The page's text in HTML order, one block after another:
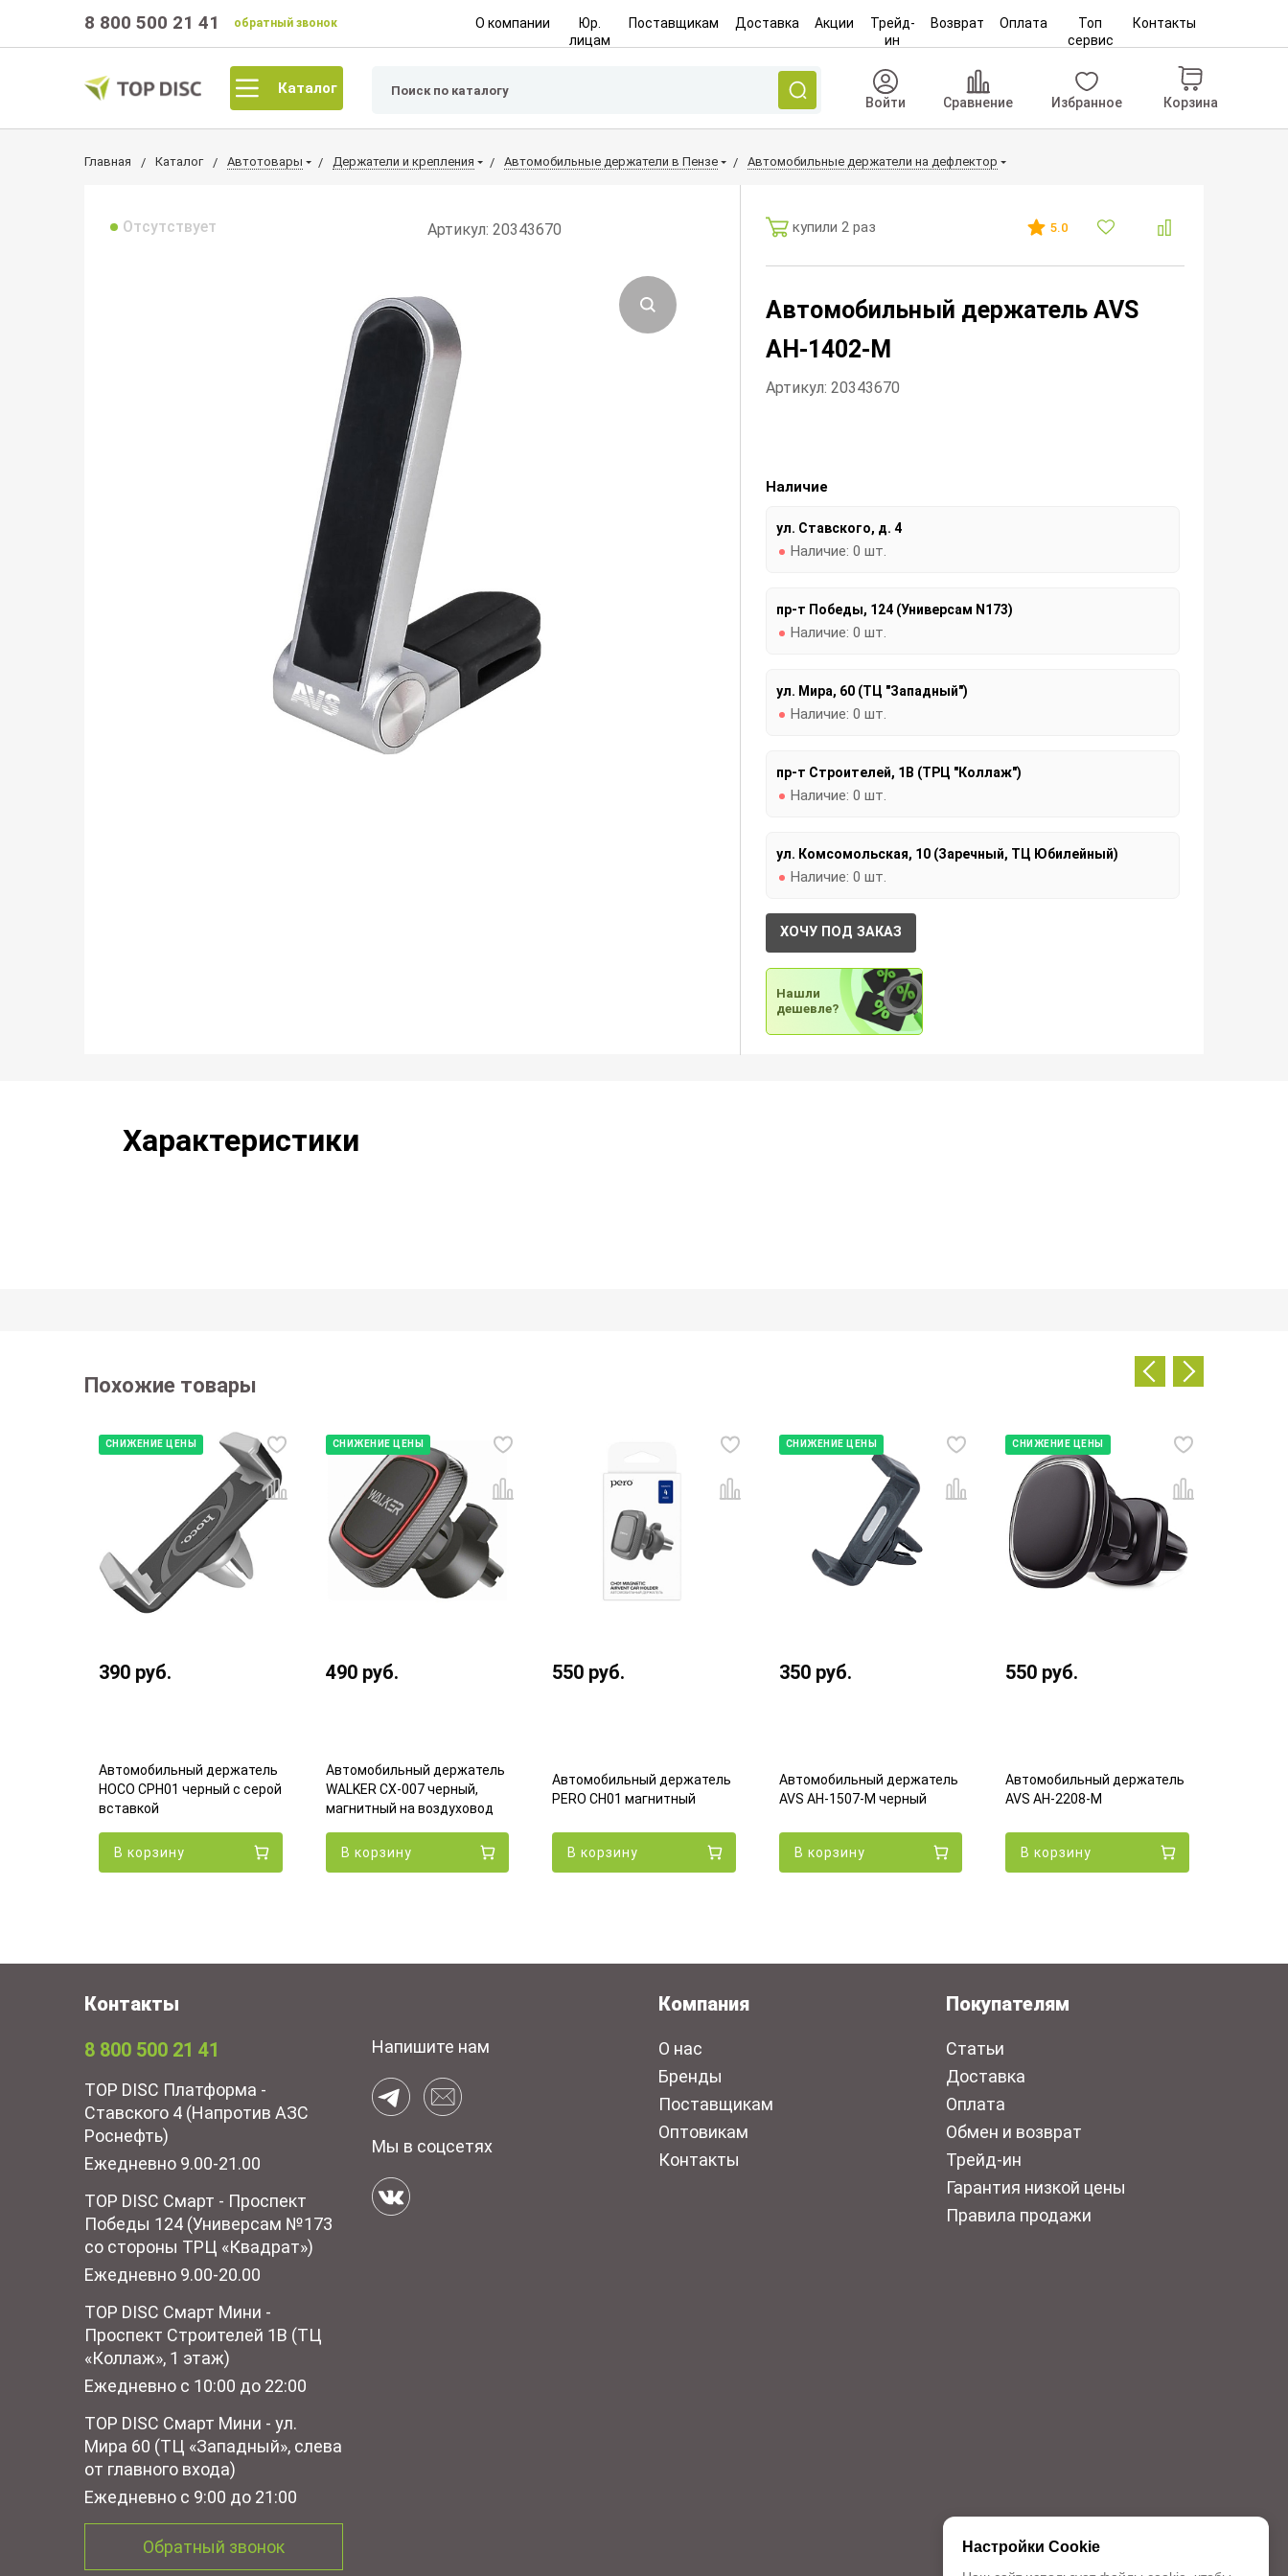
8 800 500 21 41 обратный звонок О компании
Юр.
лицам
Поставщикам Доставка Акции
Трейд-
ин
Возврат Оплата
Топ
сервис
Контакты
Каталог
Войти Сравнение Избранное Корзина
Главная Каталог Автотовары Держатели и крепления Автомобильные держатели в Пензе Автомобильные держатели на дефлектор
Отсутствует Артикул: 20343670 купили 2 раз 5.0
Автомобильный держатель AVS
AH-1402-M
Артикул: 20343670
Наличие
ул. Ставского, д. 4
Наличие: 0 шт.
пр-т Победы, 124 (Универсам N173)
Наличие: 0 шт.
ул. Мира, 60 (ТЦ "Западный")
Наличие: 0 шт.
пр-т Строителей, 1В (ТРЦ "Коллаж")
Наличие: 0 шт.
ул. Комсомольская, 10 (Заречный, ТЦ Юбилейный)
Наличие: 0 шт.
ХОЧУ ПОД ЗАКАЗ
Нашли
дешевле?
Характеристики
Похожие товары
СНИЖЕНИЕ ЦЕНЫ
390 руб.
Автомобильный держатель
HOCO CPH01 черный с серой
вставкой
В корзину
СНИЖЕНИЕ ЦЕНЫ
490 руб.
Автомобильный держатель
WALKER CX-007 черный,
магнитный на воздуховод
В корзину
550 руб.
Автомобильный держатель
PERO CH01 магнитный
В корзину
СНИЖЕНИЕ ЦЕНЫ
350 руб.
Автомобильный держатель
AVS AH-1507-M черный
В корзину
СНИЖЕНИЕ ЦЕНЫ
550 руб.
Автомобильный держатель
AVS AH-2208-M
В корзину
Контакты
8 800 500 21 41
TOP DISC Платформа -
Ставского 4 (Напротив АЗС
Роснефть)
Ежедневно 9.00-21.00
TOP DISC Смарт - Проспект
Победы 124 (Универсам №173
со стороны ТРЦ «Квадрат»)
Ежедневно 9.00-20.00
TOP DISC Смарт Мини -
Проспект Строителей 1В (ТЦ
«Коллаж», 1 этаж)
Ежедневно с 10:00 до 22:00
TOP DISC Смарт Мини - ул.
Мира 60 (ТЦ «Западный», слева
от главного входа)
Ежедневно с 9:00 до 21:00
Обратный звонок
Напишите нам
Мы в соцсетях
Компания
О нас
Бренды
Поставщикам
Оптовикам
Контакты
Покупателям
Статьи
Доставка
Оплата
Обмен и возврат
Трейд-ин
Гарантия низкой цены
Правила продажи
Настройки Cookie